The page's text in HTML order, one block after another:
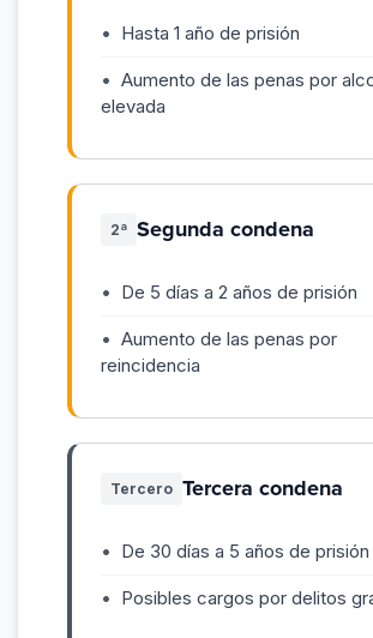
Hasta 1 año de prisión
Aumento de las penas por
elevada
2ª Segunda condena
De 5 días a 2 años de prisión
Aumento de las penas por
reincidencia
Tercero Tercera condena
De 30 días a 5 años de prisión
Posibles cargos por delitos